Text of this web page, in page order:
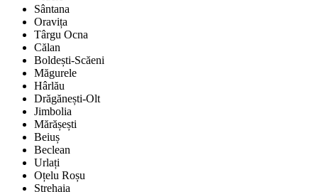
Sântana
Oravița
Târgu Ocna
Călan
Boldești-Scăeni
Măgurele
Hârlău
Drăgănești-Olt
Jimbolia
Mărășești
Beiuș
Beclean
Urlați
Oțelu Roșu
Strehaia